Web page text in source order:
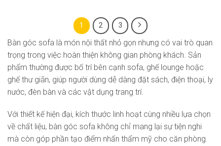
1 2 3
Bàn góc sofa là món nội thất nhỏ gọn nhưng có vai trò quan
trọng trong việc hoàn thiện không gian phòng khách. Sản
phẩm thường được bố trí bên cạnh sofa, ghế lounge hoặc
ghế thư giãn, giúp người dùng dễ dàng đặt sách, điện thoại, ly
nước, đèn bàn và các vật dụng trang trí.
Với thiết kế hiện đại, kích thước linh hoạt cùng nhiều lựa chọn
về chất liệu, bàn góc sofa không chỉ mang lại sự tiện nghi
mà còn góp phần tạo điểm nhấn thẩm mỹ cho căn phòng.